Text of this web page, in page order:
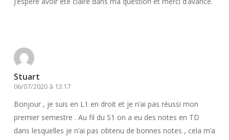
Stuart
06/07/2020 à 13:17
Bonjour , je suis en L1 en droit et je n’ai pas réussi mon
premier semestre . Au fil du S1 on a eu des notes en TD
dans lesquelles je n’ai pas obtenu de bonnes notes , cela m’a